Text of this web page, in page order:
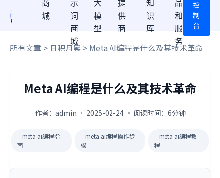
商
城
示
词
商
城
大
模
型
提
供
商
知
识
库
品
和
服
务
控
制
台
所有文章 > 日积月累 > Meta AI编程是什么及其技术革命
Meta AI编程是什么及其技术革命
作者：admin · 2025-02-24 · 阅读时间：6分钟
meta ai编程指
南
meta ai编程操作步
骤
meta ai编程教
程